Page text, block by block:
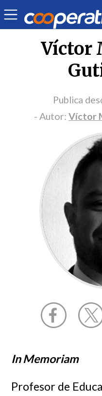
Portada Opinión
Víctor
Publica
- Autor: Víctor
In Memoriam
Profesor de